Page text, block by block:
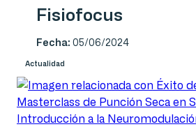
Fisiofocus
Fecha:05/06/2024
Actualidad